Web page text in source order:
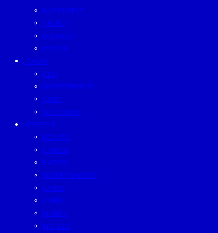
INVESTMENT
TREND
BUSINESS
PEOPLE
FORUM
CEO
ENTREPRENEUR
GURU
SUSTAINISM
LIFESTYLE
BEAUTY
CAREER
EATERY
ENTERTAINMENT
FAMILY
LIVING
MONEY
MUTELU